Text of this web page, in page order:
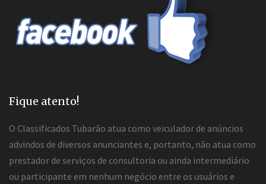
Fique atento!
O Classificados Tubarão atua como veiculador de anúncios
advindos de diversos anunciantes e, portanto, não atua como
prestador de serviços de consultoria ou ainda intermediário
ou participante em nenhum negócio entre os usuários e